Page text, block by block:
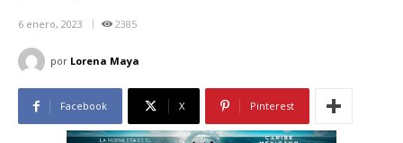
6 enero, 2023 2385
por Lorena Maya
Facebook X Pinterest